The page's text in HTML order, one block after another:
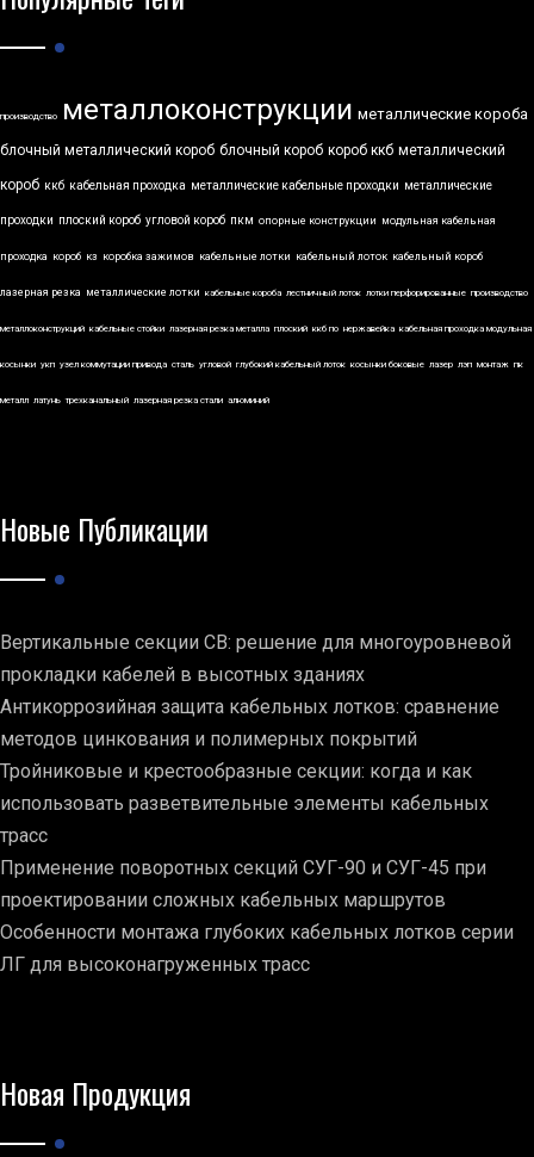
производство металлоконструкции металлические короба
блочный металлический короб блочный короб короб ккб металлический
короб ккб кабельная проходка металлические кабельные проходки металлические
проходки плоский короб угловой короб пкм опорные конструкции модульная кабельная
проходка короб кз коробка зажимов кабельные лотки кабельный лоток кабельный короб
лазерная резка металлические лотки кабельные короба лестничный лоток лотки перфорированные производство
металлоконструкций кабельные стойки лазерная резка металла плоский ккб по нержавейка кабельная проходка модульная
косынки укп узел коммутации привода сталь угловой глубокий кабельный лоток косынки боковые лазер лэп монтаж пк
металл латунь трехканальный лазерная резка стали алюминий
Новые Публикации
Вертикальные секции СВ: решение для многоуровневой
прокладки кабелей в высотных зданиях
Антикоррозийная защита кабельных лотков: сравнение
методов цинкования и полимерных покрытий
Тройниковые и крестообразные секции: когда и как
использовать разветвительные элементы кабельных
трасс
Применение поворотных секций СУГ-90 и СУГ-45 при
проектировании сложных кабельных маршрутов
Особенности монтажа глубоких кабельных лотков серии
ЛГ для высоконагруженных трасс
Новая Продукция